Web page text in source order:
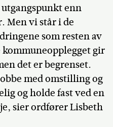
enn
Men vi står i de
som resten av
gir
det er begrenset.
med omstilling og
og holde fast ved en
sier ordfører Lisbeth